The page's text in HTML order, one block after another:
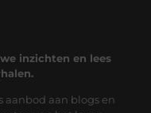
inzichten en lees
aanbod aan blogs en